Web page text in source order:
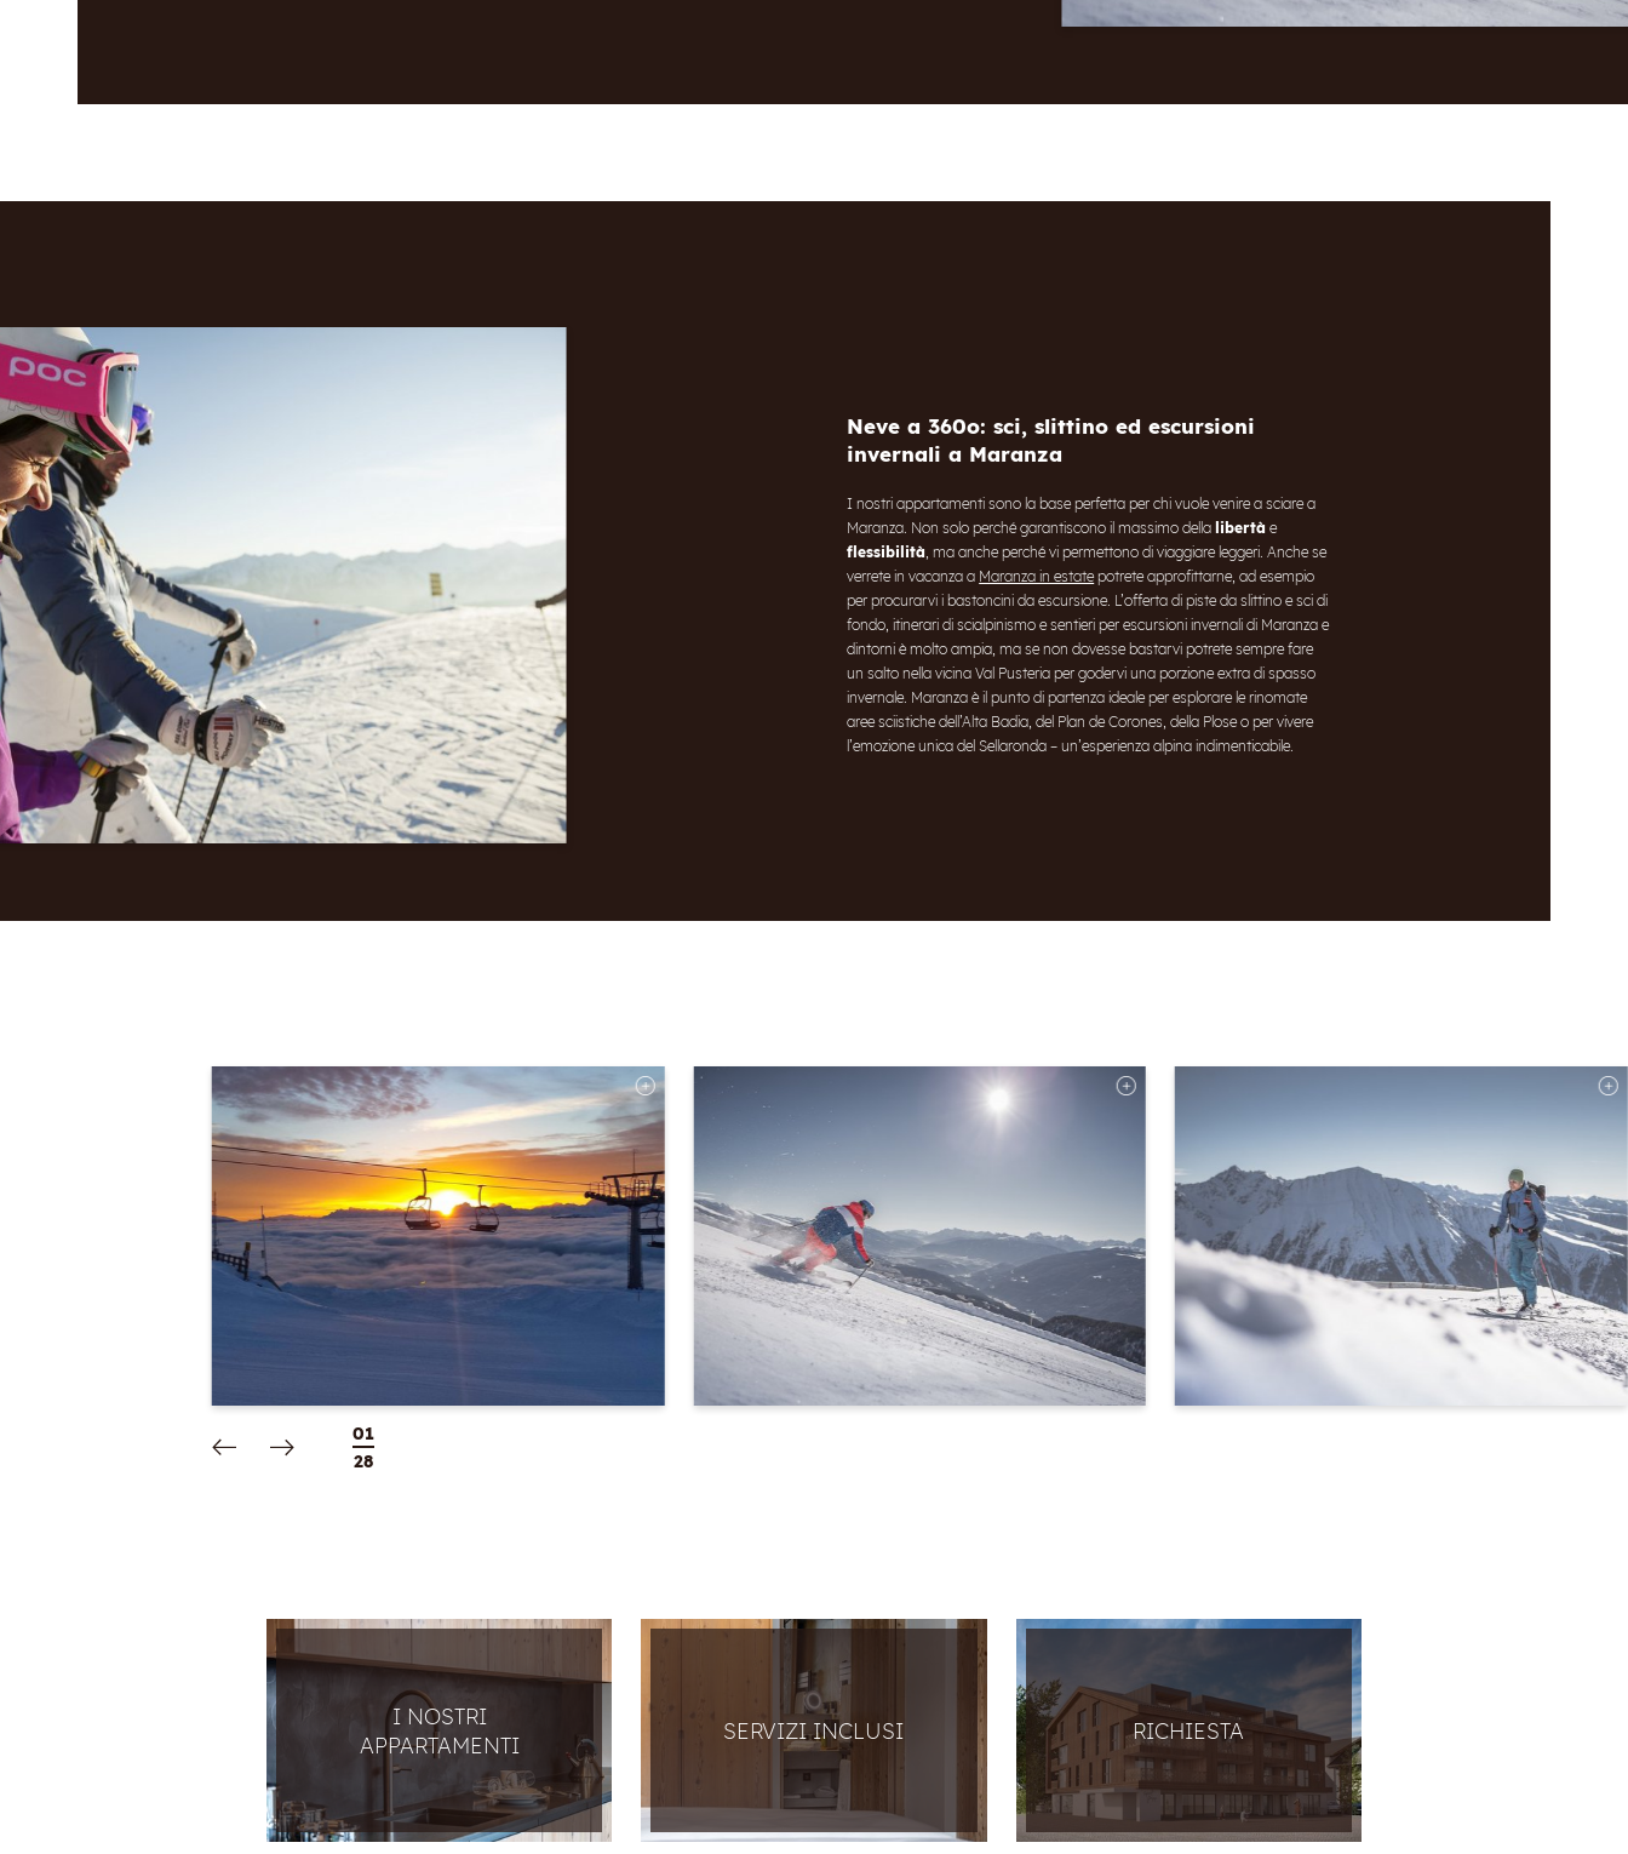
Neve a 360o: sci, slittino ed escursioni
invernali a Maranza
I nostri appartamenti sono la base perfetta per chi vuole venire a sciare a
Maranza. Non solo perché garantiscono il massimo della libertà e
flessibilità, ma anche perché vi permettono di viaggiare leggeri. Anche se
verrete in vacanza a Maranza in estatepotrete approfittarne, ad esempio
per procurarvi i bastoncini da escursione. L’offerta di piste da slittino e sci di
fondo, itinerari di scialpinismo e sentieri per escursioni invernali di Maranza e
dintorni è molto ampia, ma se non dovesse bastarvi potrete sempre fare
un salto nella vicina Val Pusteria per godervi una porzione extra di spasso
invernale. Maranza è il punto di partenza ideale per esplorare le rinomate
aree sciistiche dell’Alta Badia, del Plan de Corones, della Plose o per vivere
l’emozione unica del Sellaronda – un’esperienza alpina indimenticabile.
01
/
28
I NOSTRI
APPARTAMENTI
SERVIZI INCLUSI RICHIESTA